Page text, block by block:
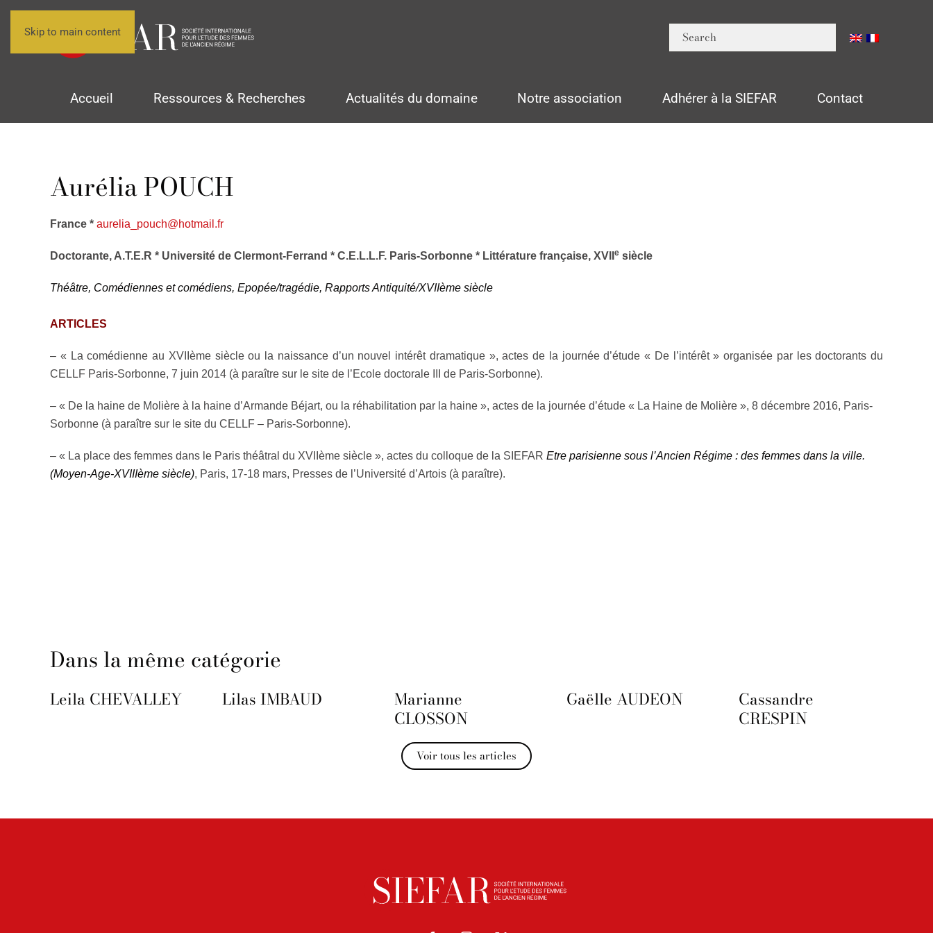
Skip to main content
Accueil Ressources & Recherches Actualités du domaine Notre association Adhérer à la SIEFAR Contact
Aurélia POUCH
France * aurelia_pouch@hotmail.fr
Doctorante, A.T.E.R * Université de Clermont-Ferrand * C.E.L.L.F. Paris-Sorbonne * Littérature française, XVII e siècle
Théâtre, Comédiennes et comédiens, Epopée/tragédie, Rapports Antiquité/XVIIème siècle
ARTICLES
– « La comédienne au XVIIème siècle ou la naissance d’un nouvel intérêt dramatique », actes de la journée d’étude « De l’intérêt » organisée par les doctorants du
CELLF Paris-Sorbonne, 7 juin 2014 (à paraître sur le site de l’Ecole doctorale III de Paris-Sorbonne).
– « De la haine de Molière à la haine d’Armande Béjart, ou la réhabilitation par la haine », actes de la journée d’étude « La Haine de Molière », 8 décembre 2016, Paris-
Sorbonne (à paraître sur le site du CELLF – Paris-Sorbonne).
– « La place des femmes dans le Paris théâtral du XVIIème siècle », actes du colloque de la SIEFAR Etre parisienne sous l’Ancien Régime : des femmes dans la ville.
(Moyen-Age-XVIIIème siècle), Paris, 17-18 mars, Presses de l’Université d’Artois (à paraître).
Dans la même catégorie
Leila CHEVALLEY Lilas IMBAUD
Marianne
CLOSSON
Gaëlle AUDEON
Cassandre
CRESPIN
Voir tous les articles